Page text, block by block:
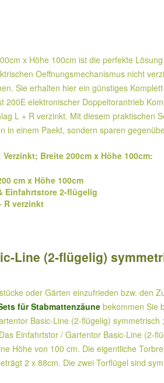
x Höhe 100cm ist die perfekte
Oeffnungsmechanismus nicht
Sie erhalten hier ein günstiges
elektronischer Doppeltorantrieb
L + R verzinkt. Mit diesem praktischen
einem Paekt, sondern sparen
Breite 200cm x Höhe 100cm:
cm x Höhe 100cm
Einfahrtstore 2-flügelig
R verzinkt
Line (2-flügelig)
oder Gärten einzufrieden bzw. den
für Stabmattenzäune bekommen Sie
Basic-Line (2-flügelig)
Einfahrtstor / Gartentor Basic-Line (2-
Höhe von 100 cm. Die eigentliche
2 x 88cm. Die zwei Torflügel sind